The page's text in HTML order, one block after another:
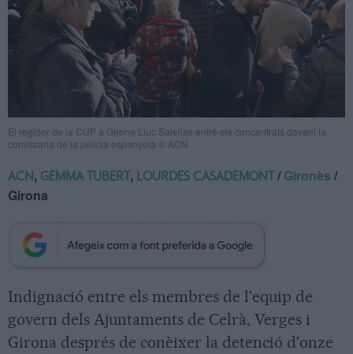
El regidor de la CUP a Girona Lluc Salellas entre els concentrats davant la
comissaria de la policia espanyola © ACN
ACN, GEMMA TUBERT , LOURDES CASADEMONT /Gironès /
Girona
Indignació entre els membres de l'equip de
govern dels Ajuntaments de Celrà, Verges i
Girona després de conèixer la detenció d'onze